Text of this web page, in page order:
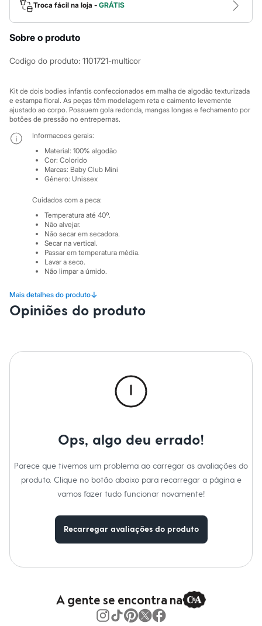
Biquínis
Maiôs
Saídas de praia
Personagens
Blusas e Camisetas
Casacos e Jaquetas
Jeans
Moda esportiva
Shorts e Saias
Vestidos
Masculino
Em alta
Dia dos Pais
Inverno
Novidades
Bermudas
Camisas
Calças
Camisetas e Regatas
Casacos e Jaquetas
Acessórios
Chapéus e Bonés
Cintos
Carteiras
Calçados
Botas
Calçados
Regatas
Moda íntima
Personagens
Blusas e Camisetas
Calças
Troca fácil na loja - GRÁTIS
Sobre o produto
Codigo do produto: 1101721-multicor
Kit de dois bodies infantis confeccionados em malha de algodão texturizada
e estampa floral. As peças têm modelagem reta e caimento levemente
ajustado ao corpo. Possuem gola redonda, mangas longas e fechamento por
botões de pressão no entrepernas.
Mais detalhes do produto↓
Informacoes gerais:
Material: 100% algodão
Cor: Colorido
Marcas: Baby Club Mini
Gênero: Unissex
Cuidados com a peca:
Temperatura até 40º.
Não alvejar.
Não secar em secadora.
Secar na vertical.
Passar em temperatura média.
Lavar a seco.
Não limpar a úmido.
Opiniões do produto
Ops, algo deu errado!
Parece que tivemos um problema ao carregar as avaliações do
produto. Clique no botão abaixo para recarregar a página e
vamos fazer tudo funcionar novamente!
Recarregar avaliações do produto
A gente se encontra na